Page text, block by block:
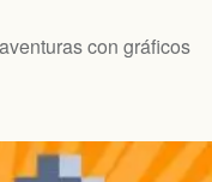
con gráficos